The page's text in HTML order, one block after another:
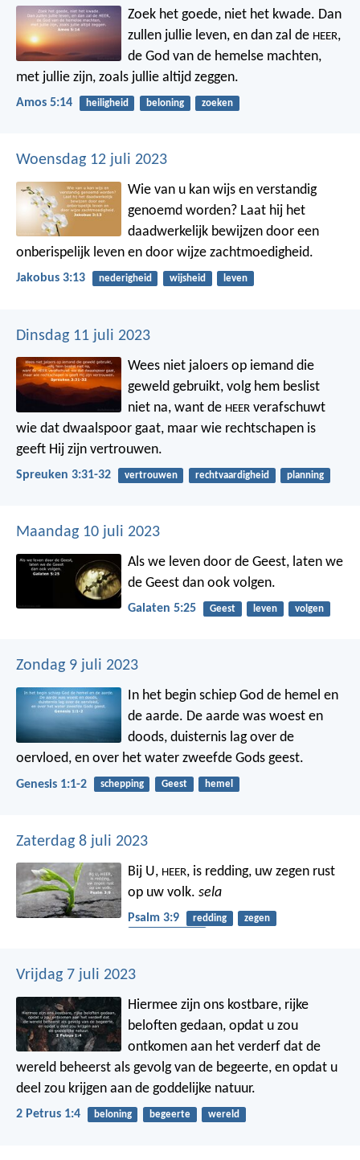
Zoek het goede, niet het kwade. Dan
zullen jullie leven, en dan zal de HEER,
de God van de hemelse machten,
met jullie zijn, zoals jullie altijd zeggen.
Amos 5:14 heiligheid beloning zoeken
Woensdag 12 juli 2023
Wie van u kan wijs en verstandig
genoemd worden? Laat hij het
daadwerkelijk bewijzen door een
onberispelijk leven en door wijze zachtmoedigheid.
Jakobus 3:13 nederigheid wijsheid leven
Dinsdag 11 juli 2023
Wees niet jaloers op iemand die
geweld gebruikt, volg hem beslist
niet na, want de HEER verafschuwt
wie dat dwaalspoor gaat, maar wie rechtschapen is
geeft Hij zijn vertrouwen.
Spreuken 3:31-32 vertrouwen rechtvaardigheid planning
Maandag 10 juli 2023
Als we leven door de Geest, laten we
de Geest dan ook volgen.
Galaten 5:25 Geest leven volgen
Zondag 9 juli 2023
In het begin schiep God de hemel en
de aarde. De aarde was woest en
doods, duisternis lag over de
oervloed, en over het water zweefde Gods geest.
Genesis 1:1-2 schepping Geest hemel
Zaterdag 8 juli 2023
Bij U, HEER, is redding, uw zegen rust
op uw volk.sela
Psalm 3:9 redding
zegen
Vrijdag 7 juli 2023
Hiermee zijn ons kostbare, rijke
beloften gedaan, opdat u zou
ontkomen aan het verderf dat de
wereld beheerst als gevolg van de begeerte, en opdat u
deel zou krijgen aan de goddelijke natuur.
2 Petrus 1:4 beloning begeerte wereld